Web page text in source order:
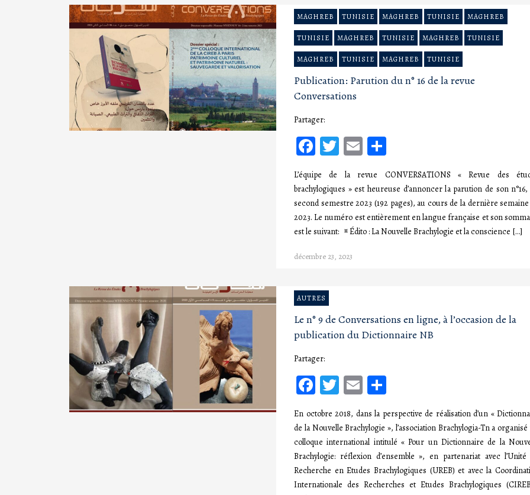
MAGHREB TUNISIE MAGHREB TUNISIE MAGHREB
TUNISIE MAGHREB TUNISIE MAGHREB TUNISIE
MAGHREB TUNISIE MAGHREB TUNISIE
Publication: Parution du n° 16 de la revue
Conversations
Partager:
Facebook
Twitter
Email
L’équipe de la revue CONVERSATIONS « Revue des
brachylogiques » est heureuse d’annoncer la parution de son
second semestre 2023 (192 pages), au cours de la dernière
2023. Le numéro est entièrement en langue française et son
est le suivant: ¤ Édito : La Nouvelle Brachylogie et la conscience […]
décembre 23, 2023
AUTRES
Le n° 9 de Conversations en ligne, à l’occasion de la
publication du Dictionnaire NB
Partager:
Facebook
Twitter
Email
En octobre 2018, dans la perspective de réalisation d’un «
de la Nouvelle Brachylogie », l’association Brachylogia-Tn a
colloque international intitulé « Pour un Dictionnaire de la
Brachylogie: réflexion d’ensemble », en partenariat avec l’Unité
Recherche en Etudes Brachylogiques (UREB) et avec la
Internationale des Recherches et Etudes Brachylogiques